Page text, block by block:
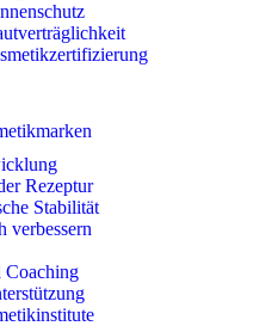
Rezeptur
Stabilität
verbessern
Coaching